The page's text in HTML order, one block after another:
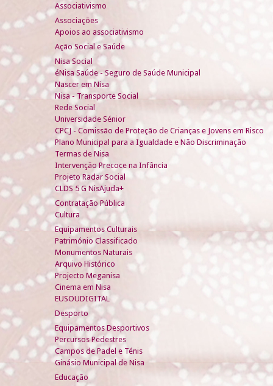
Associativismo
Associações
Apoios ao associativismo
Ação Social e Saúde
Nisa Social
éNisa Saúde - Seguro de Saúde Municipal
Nascer em Nisa
Nisa - Transporte Social
Rede Social
Universidade Sénior
CPCJ - Comissão de Proteção de Crianças e Jovens em Risco
Plano Municipal para a Igualdade e Não Discriminação
Termas de Nisa
Intervenção Precoce na Infância
Projeto Radar Social
CLDS 5 G NisAjuda+
Contratação Pública
Cultura
Equipamentos Culturais
Património Classificado
Monumentos Naturais
Arquivo Histórico
Projecto Meganisa
Cinema em Nisa
EUSOUDIGITAL
Desporto
Equipamentos Desportivos
Percursos Pedestres
Campos de Padel e Ténis
Ginásio Municipal de Nisa
Educação